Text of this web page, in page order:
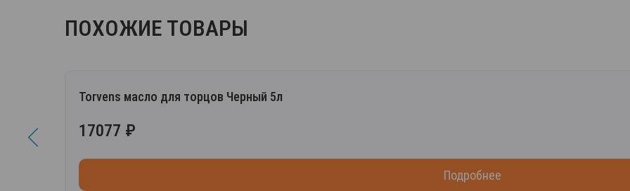
ПОХОЖИЕ ТОВАРЫ
Torvens масло для торцов Черный 5л
17077 ₽
Подробнее